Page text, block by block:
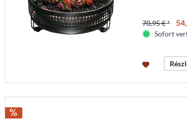
70,95 € *
Sofort